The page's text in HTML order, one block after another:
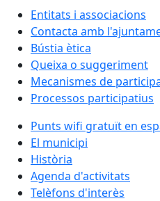
Entitats i associacions
Contacta amb
Bústia ètica
Queixa o suggeriment
Mecanismes de
Processos participatius
Punts wifi gratuït en
El municipi
Història
Agenda d'activitats
Telèfons d'interès